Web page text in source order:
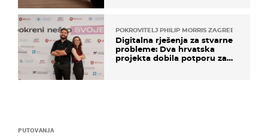
PUTOVANJA
POKROVITELJ PHILIP MORRIS ZAGREB
Digitalna rješenja za stvarne
probleme: Dva hrvatska
projekta dobila potporu za